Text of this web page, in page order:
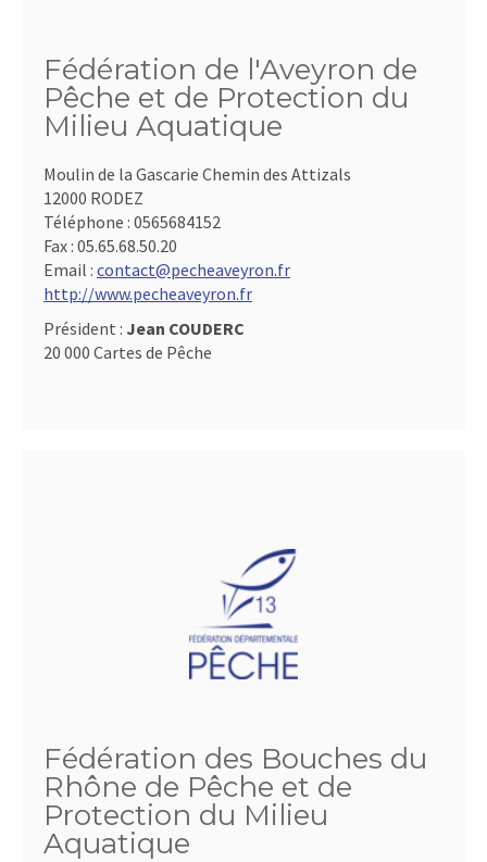
Fédération de l'Aveyron de
Pêche et de Protection du
Milieu Aquatique
Moulin de la Gascarie Chemin des Attizals
12000 RODEZ
Téléphone : 0565684152
Fax : 05.65.68.50.20
Email : contact@pecheaveyron.fr
http://www.pecheaveyron.fr
Président : Jean COUDERC
20 000 Cartes de Pêche
Fédération des Bouches du
Rhône de Pêche et de
Protection du Milieu
Aquatique